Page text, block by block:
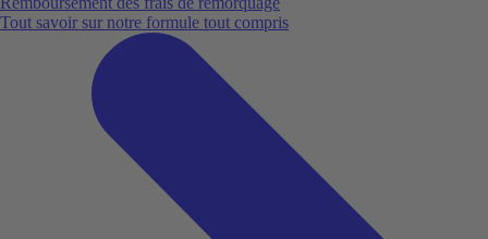
Tout savoir sur notre formule tout compris